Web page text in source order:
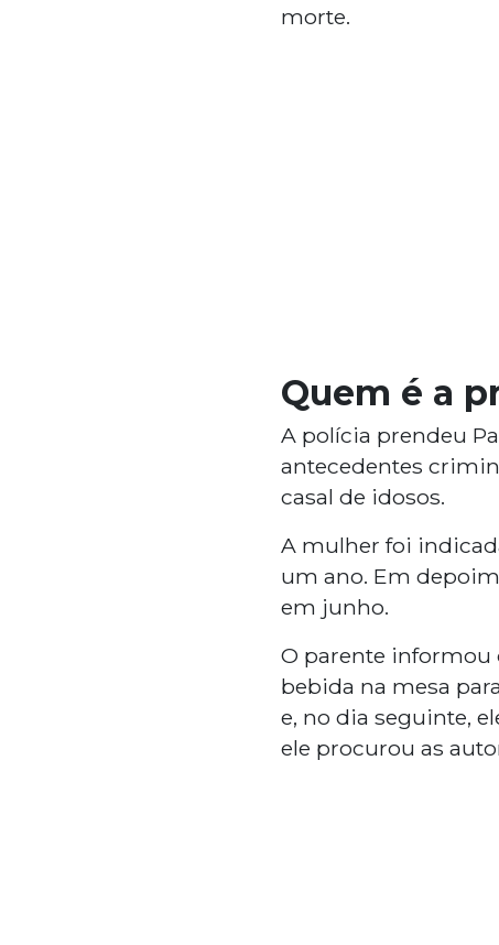
morte.
Quem é a
A polícia prendeu
antecedentes
casal de idosos.
A mulher foi
um ano. Em
em junho.
O parente informou
bebida na mesa
e, no dia seguinte,
ele procurou as